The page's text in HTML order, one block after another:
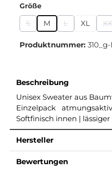
Größeauswählen
S
(Diese Option ist zurzeit
M L
(Diese
XL
Produktnummer:
Beschreibung
Unisex Sweater aus
Einzelpack
Softfinisch innen |
Hersteller
Bewertungen